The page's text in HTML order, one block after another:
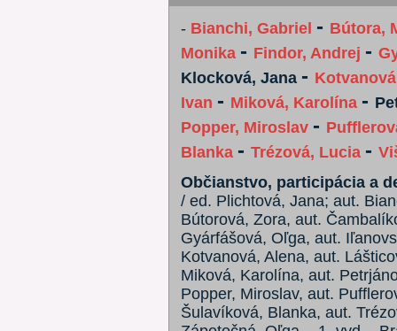
- Bianchi, Gabriel - Bútora,
Monika - Findor, Andrej -
Klocková, Jana -
Ivan - Miková, Karolína -
Popper, Miroslav -
Blanka - Trézová, Lucia -
Občianstvo, participácia a
/ ed. Plichtová, Jana; aut.
Bútorová, Zora, aut.
Gyárfášová, Oľga, aut.
Kotvanová, Alena, aut.
Miková, Karolína, aut.
Popper, Miroslav, aut.
Šulavíková, Blanka, aut.